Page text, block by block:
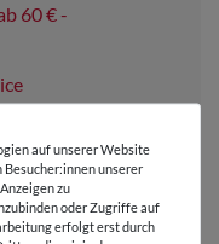
60 € -
auf unserer Website
unserer
zu
oder Zugriffe auf
erfolgt erst durch